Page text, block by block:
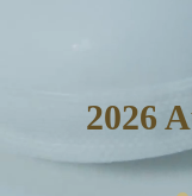
2026